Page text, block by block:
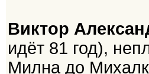
Виктор
идёт 81 год),
Милна до